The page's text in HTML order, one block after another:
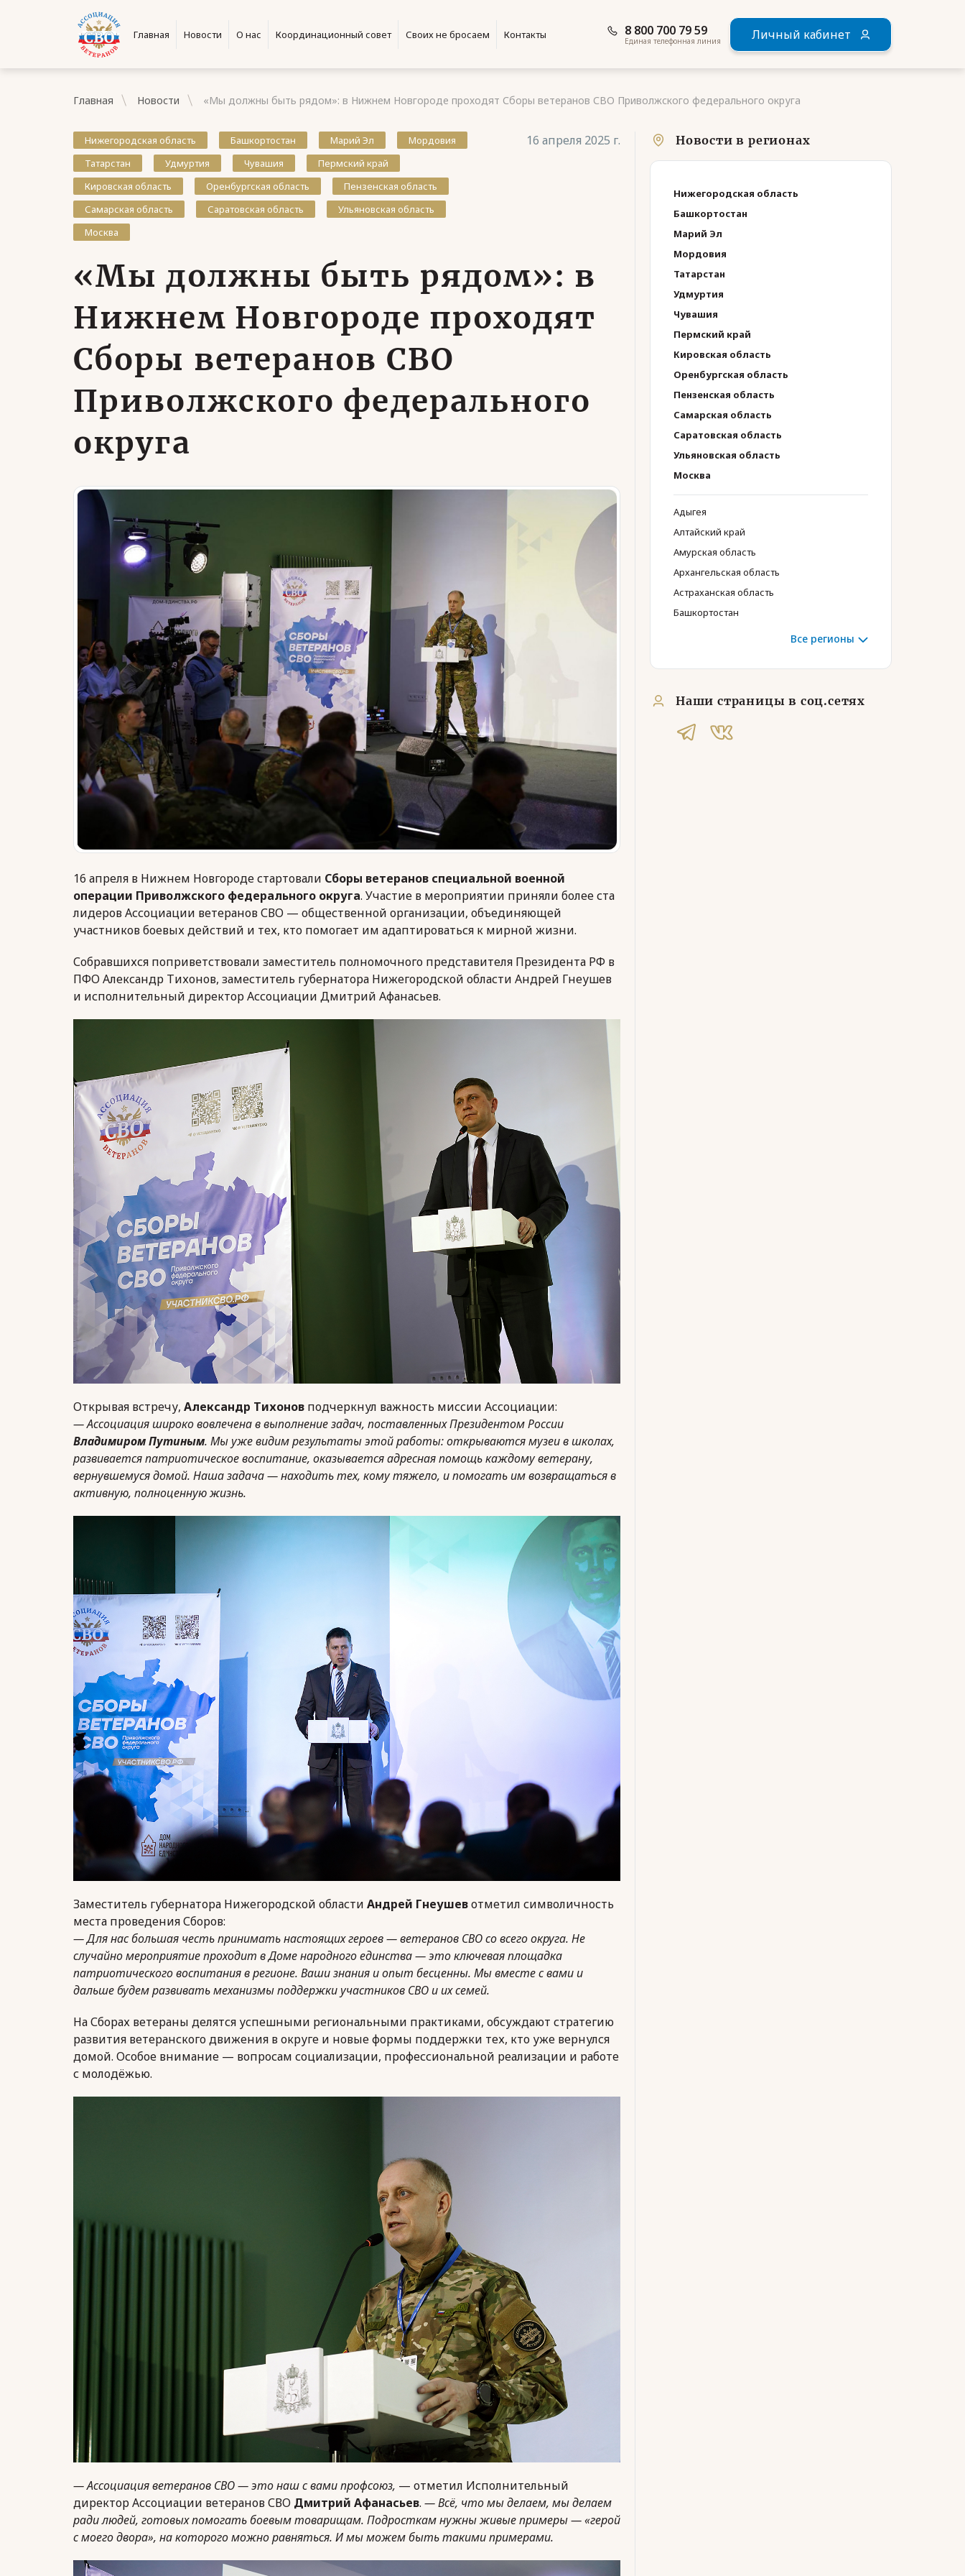
Главная Новости О нас Координационный совет Своих не бросаем Контакты 8 800 700 79 59
Единая телефонная линия Личный кабинет
Главная Новости «Мы должны быть рядом»: в Нижнем Новгороде проходят Сборы ветеранов СВО Приволжского федерального округа
Нижегородская область Башкортостан Марий Эл
Мордовия
Татарстан
Удмуртия Чувашия
Пермский край
Кировская область
Оренбургская область
Пензенская область
Самарская область
Саратовская область
Ульяновская область
Москва
16 апреля 2025 г.
«Мы должны быть рядом»: в
Нижнем Новгороде проходят
Сборы ветеранов СВО
Приволжского федерального
округа
16 апреля в Нижнем Новгороде стартовали Сборы ветеранов специальной военной
операции Приволжского федерального округа. Участие в мероприятии приняли более ста
лидеров Ассоциации ветеранов СВО — общественной организации, объединяющей
участников боевых действий и тех, кто помогает им адаптироваться к мирной жизни.
Собравшихся поприветствовали заместитель полномочного представителя Президента РФ в
ПФО Александр Тихонов, заместитель губернатора Нижегородской области Андрей Гнеушев
и исполнительный директор Ассоциации Дмитрий Афанасьев.
Открывая встречу, Александр Тихонов подчеркнул важность миссии Ассоциации:
— Ассоциация широко вовлечена в выполнение задач, поставленных Президентом России
Владимиром Путиным. Мы уже видим результаты этой работы: открываются музеи в школах,
развивается патриотическое воспитание, оказывается адресная помощь каждому ветерану,
вернувшемуся домой. Наша задача — находить тех, кому тяжело, и помогать им возвращаться в
активную, полноценную жизнь.
Заместитель губернатора Нижегородской области Андрей Гнеушевотметил символичность
места проведения Сборов:
— Для нас большая честь принимать настоящих героев — ветеранов СВО со всего округа. Не
случайно мероприятие проходит в Доме народного единства — это ключевая площадка
патриотического воспитания в регионе. Ваши знания и опыт бесценны. Мы вместе с вами и
дальше будем развивать механизмы поддержки участников СВО и их семей.
На Сборах ветераны делятся успешными региональными практиками, обсуждают стратегию
развития ветеранского движения в округе и новые формы поддержки тех, кто уже вернулся
домой. Особое внимание — вопросам социализации, профессиональной реализации и работе
с молодёжью.
— Ассоциация ветеранов СВО — это наш с вами профсоюз, — отметил Исполнительный
директор Ассоциации ветеранов СВО Дмитрий Афанасьев. — Всё, что мы делаем, мы делаем
ради людей, готовых помогать боевым товарищам. Подросткам нужны живые примеры — «герой
с моего двора», на которого можно равняться. И мы можем быть такими примерами.
Новости в регионах
Нижегородская область
Башкортостан
Марий Эл
Мордовия
Татарстан
Удмуртия
Чувашия
Пермский край
Кировская область
Оренбургская область
Пензенская область
Самарская область
Саратовская область
Ульяновская область
Москва
Адыгея
Алтайский край
Амурская область
Архангельская область
Астраханская область
Башкортостан
Все регионы
Наши страницы в соц.сетях